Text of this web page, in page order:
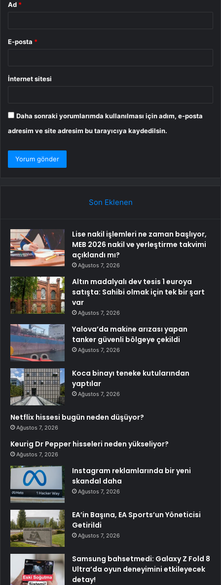
Ad *
E-posta *
İnternet sitesi
Daha sonraki yorumlarımda kullanılması için adım, e-posta
adresim ve site adresim bu tarayıcıya kaydedilsin.
Son Eklenen
Lise nakil işlemleri ne zaman başlıyor,
MEB 2026 nakil ve yerleştirme takvimi
açıklandı mı?
Ağustos 7, 2026
Altın madalyalı dev tesis 1 euroya
satışta: Sahibi olmak için tek bir şart
var
Ağustos 7, 2026
Yalova’da makine arızası yapan
tanker güvenli bölgeye çekildi
Ağustos 7, 2026
Koca binayı teneke kutularından
yaptılar
Ağustos 7, 2026
Netflix hissesi bugün neden düşüyor?
Ağustos 7, 2026
Keurig Dr Pepper hisseleri neden yükseliyor?
Ağustos 7, 2026
Instagram reklamlarında bir yeni
skandal daha
Ağustos 7, 2026
EA’in Başına, EA Sports’un Yöneticisi
Getirildi
Ağustos 7, 2026
Samsung bahsetmedi: Galaxy Z Fold 8
Ultra’da oyun deneyimini etkileyecek
detay!